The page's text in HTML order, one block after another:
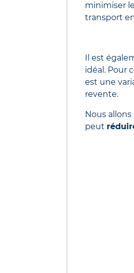
minimiser
transport
Il est
idéal. Pour
est une
revente.
Nous
peut